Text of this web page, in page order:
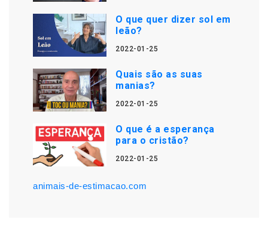
O que quer dizer sol em
leão?
2022-01-25
Quais são as suas
manias?
2022-01-25
O que é a esperança
para o cristão?
2022-01-25
animais-de-estimacao.com